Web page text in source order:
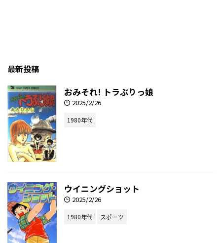
最新投稿
おみそれ! トラぶりっ娘
2025/2/26
1980年代
ウイニングショット
2025/2/26
1980年代 スポーツ